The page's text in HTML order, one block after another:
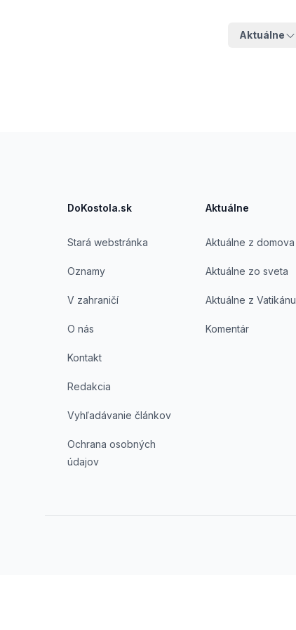
Aktuálne
DoKostola.sk
Stará webstránka
Oznamy
V zahraničí
O nás
Kontakt
Redakcia
Vyhľadávanie článkov
Ochrana osobných
údajov
Aktuálne
Aktuálne z domova
Aktuálne zo sveta
Aktuálne z Vatikánu
Komentár